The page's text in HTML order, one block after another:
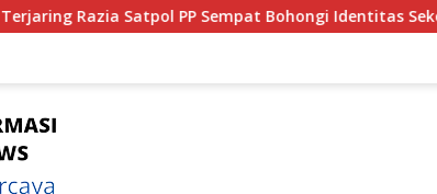
Bohongi Identitas Sekolah Bagian 1 : Dari